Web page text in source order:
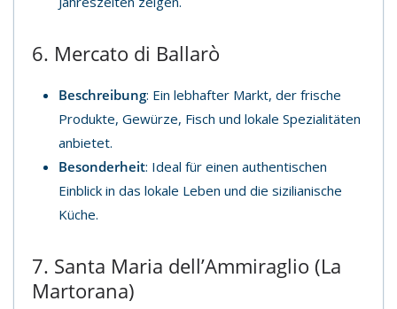
6. Mercato di Ballarò
Beschreibung: Ein lebhafter Markt, der frische
Produkte, Gewürze, Fisch und lokale Spezialitäten
anbietet.
Besonderheit: Ideal für einen authentischen
Einblick in das lokale Leben und die sizilianische
Küche.
7. Santa Maria dell’Ammiraglio (La
Martorana)